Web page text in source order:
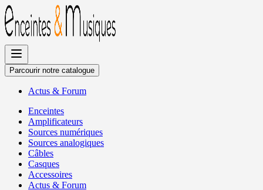
Allez
au
contenu
Parcourir notre catalogue
Actus & Forum
Enceintes
Amplificateurs
Sources numériques
Sources analogiques
Câbles
Casques
Accessoires
Actus & Forum